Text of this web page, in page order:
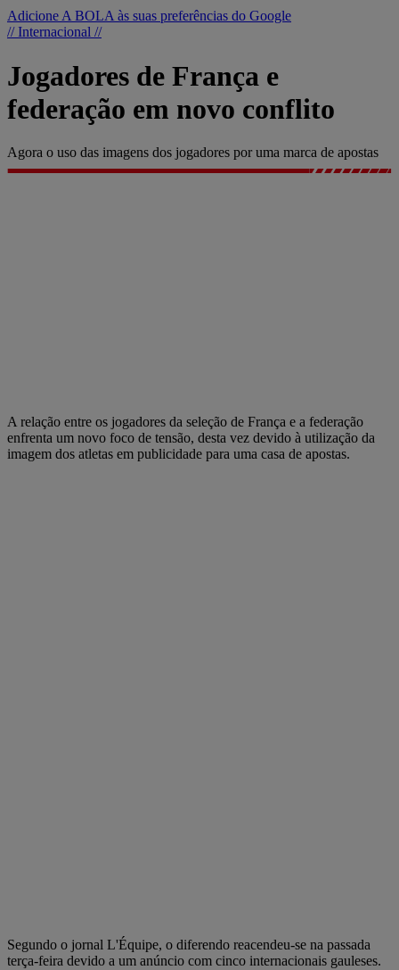
Adicione A BOLA às suas preferências do Google
// Internacional //
Jogadores de França e
federação em novo conflito
Agora o uso das imagens dos jogadores por uma marca de apostas
A relação entre os jogadores da seleção de França e a federação
enfrenta um novo foco de tensão, desta vez devido à utilização da
imagem dos atletas em publicidade para uma casa de apostas.
Segundo o jornal L'Équipe, o diferendo reacendeu-se na passada
terça-feira devido a um anúncio com cinco internacionais gauleses.